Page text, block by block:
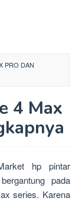
PRO DAN
4 Max
hp pintar
pada
series. Karena